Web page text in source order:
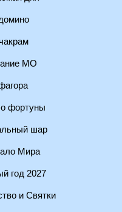
МО
фортуны
шар
Мира
год 2027
и Святки